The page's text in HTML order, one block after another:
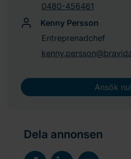
0480-456461
Kenny Persson
Entreprenadchef
Ansök nu!
Dela annonsen